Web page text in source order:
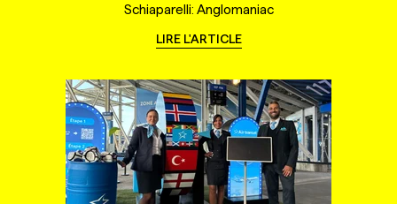
Schiaparelli: Anglomaniac
LIRE L'ARTICLE